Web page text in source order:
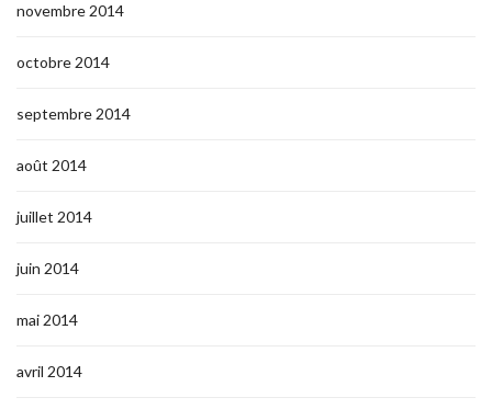
novembre 2014
octobre 2014
septembre 2014
août 2014
juillet 2014
juin 2014
mai 2014
avril 2014